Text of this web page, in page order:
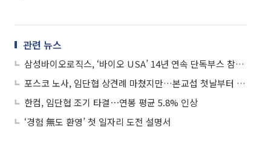
관련 뉴스
삼성바이오로직스, ‘바이오 USA’ 14년 연속 단독부스 참가…글로벌 수주 확대 나선다
포스코 노사, 임단협 상견례 마쳤지만…본교섭 첫날부터 신경전
한컴, 임단협 조기 타결⋯연봉 평균 5.8% 인상
‘경험 無도 환영’ 첫 일자리 도전 설명서